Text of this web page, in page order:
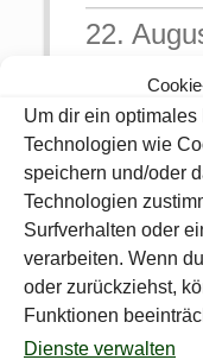
Um dir ein
Technologien wie
speichern und/oder
Technologien
Surfverhalten oder
verarbeiten. Wenn
oder zurückziehst,
Funktionen
Dienste verwalten
22.
18:00 /
DC Break-Fast
Heimspiel gegen
Liga: 2. Kreisklasse
Spieltag 1.
Vereinsveranstaltung.